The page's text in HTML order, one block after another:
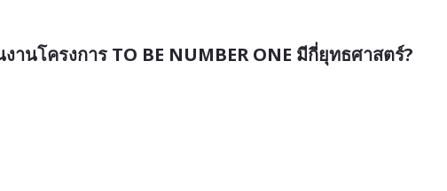
านโครงการ TO BE NUMBER ONE มีกี่ยุทธศาสตร์?